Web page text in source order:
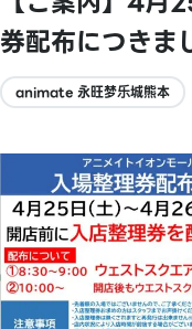
券配布につきま
animate 永旺梦乐城熊本